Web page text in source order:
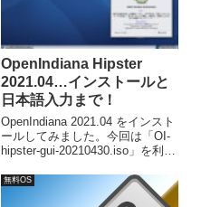
OpenIndiana Hipster
2021.04…インストールと
日本語入力まで！
OpenIndiana 2021.04 をインスト
ールしてみました。今回は「OI-
hipster-gui-20210430.iso」を利用
単ですが、日本語入力について
iBus の設定が必要でした。
無料OS